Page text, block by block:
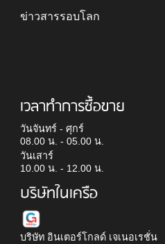
ข่าวสารรอบโลก
เวลาทำการซื้อขาย
วันจันทร์ - ศุกร์
08.00 น. - 05.00 น.
วันเสาร์
10.00 น. - 12.00 น.
บริษัทในเครือ
บริษัท อินเตอร์โกลด์ เจเนอเรชั่น